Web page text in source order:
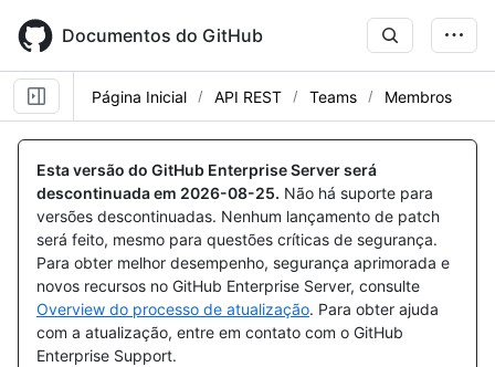
main
content
Documentos do GitHub
Página Inicial API REST Teams Membros
Esta versão do GitHub Enterprise Server será
descontinuada em 2026-08-25. Não há suporte para
versões descontinuadas. Nenhum lançamento de patch
será feito, mesmo para questões críticas de segurança.
Para obter melhor desempenho, segurança aprimorada e
novos recursos no GitHub Enterprise Server, consulte
Overview do processo de atualização. Para obter ajuda
com a atualização, entre em contato com o GitHub
Enterprise Support.
Nome,
Tipo,
Descrição
Nome,
Tipo,
Descrição
Nome,
Tipo,
Descrição
Nome,
Tipo,
Descrição
Nome,
Tipo,
Descrição
Nome,
Tipo,
Descrição
Nome,
Tipo,
Descrição
Nome,
Tipo,
Descrição
Nome,
Tipo,
Descrição
Nome,
Tipo,
Descrição
Nome,
Tipo,
Descrição
Nome,
Tipo,
Descrição
Nome,
Tipo,
Descrição
Nome,
Tipo,
Descrição
Nome,
Tipo,
Descrição
Nome,
Tipo,
Descrição
Nome,
Tipo,
Descrição
Nome,
Tipo,
Descrição
Nome,
Tipo,
Descrição
Nome,
Tipo,
Descrição
Nome,
Tipo,
Descrição
Nome,
Tipo,
Descrição
Nome,
Tipo,
Descrição
Nome,
Tipo,
Descrição
Nome,
Tipo,
Descrição
Nome,
Tipo,
Descrição